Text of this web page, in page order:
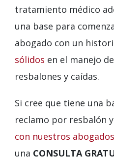
tratamiento médico
una base para
abogado con un
sólidos en el manejo
resbalones y caídas.
Si cree que tiene una
reclamo por resbalón
con nuestros abogados
una CONSULTA